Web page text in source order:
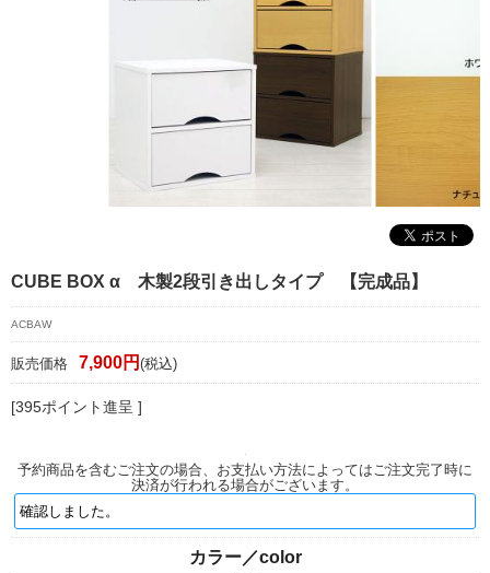
CUBE BOX α 木製2段引き出しタイプ 【完成品】
ACBAW
販売価格 7,900円 (税込)
[395ポイント進呈 ]
予約商品を含むご注文の場合、お支払い方法によってはご注文完了時に
決済が行われる場合がございます。
カラー／color